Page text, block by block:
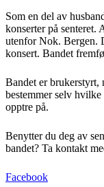
Som en del av
konserter på senteret.
utenfor Nok. Bergen.
konsert. Bandet
Bandet er brukerstyrt,
bestemmer selv
opptre på.
Benytter du deg av
bandet? Ta kontakt
Facebook